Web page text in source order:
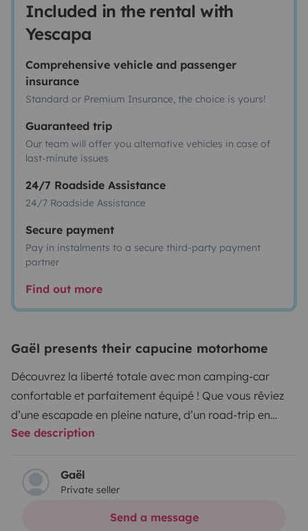
Included in the rental with
Yescapa
Comprehensive vehicle and passenger
insurance
Standard or Premium Insurance, the choice is yours!
Guaranteed trip
Our team will offer you alternative vehicles in case of
last-minute issues
24/7 Roadside Assistance
24/7 Roadside Assistance
Secure payment
Pay in instalments to a secure third-party payment
partner
Find out more
Gaël presents their capucine motorhome
Découvrez la liberté totale avec mon camping-car
confortable et parfaitement équipé ! Que vous rêviez
d’une escapade en pleine nature, d’un road-trip en
famille ou d’un week-end improvisé, ce véhicule vous
d’un espace cuisine équipé d'un évier d'un four, un
micro-ondes, cafetière Tassimo, 3 feux gaz,
réfrigérateur, gaz 220v et 12v, chauffage à gaz ou
See description
Gaël
Private seller
Send a message